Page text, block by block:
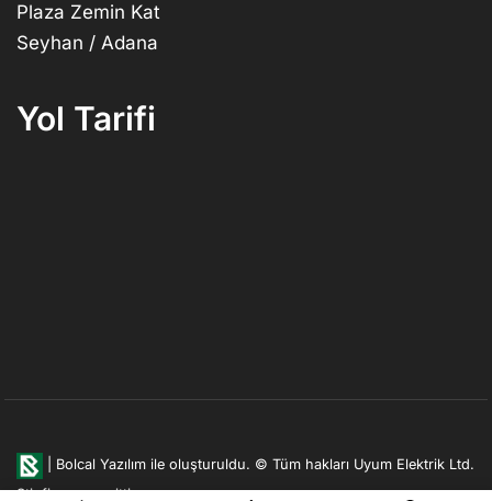
Plaza Zemin Kat
Seyhan / Adana
Yol Tarifi
Bolcal Yazılım ile oluşturuldu. © Tüm hakları Uyum Elektrik Ltd.
Şti. firmasına aittir.